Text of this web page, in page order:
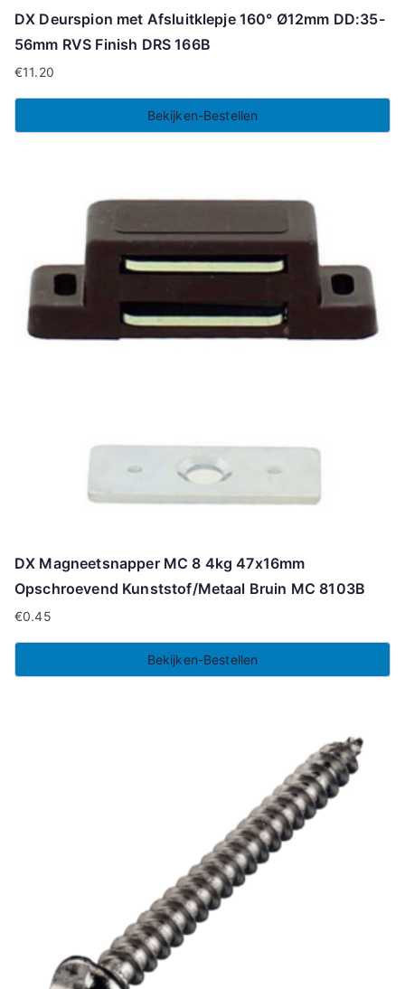
DX Deurspion met Afsluitklepje 160° Ø12mm DD:35-
56mm RVS Finish DRS 166B
€11.20
Bekijken-Bestellen
DX Magneetsnapper MC 8 4kg 47x16mm
Opschroevend Kunststof/Metaal Bruin MC 8103B
€0.45
Bekijken-Bestellen